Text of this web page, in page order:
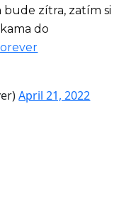
bude zítra, zatím si
do
April 21, 2022